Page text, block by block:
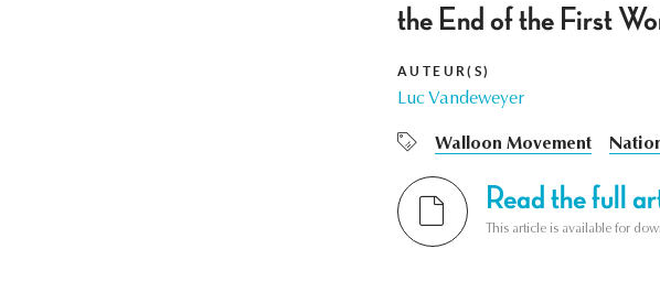
the End of the First
AUTEUR(S)
Luc Vandeweyer
Walloon Movement
Read the full
This article is available for